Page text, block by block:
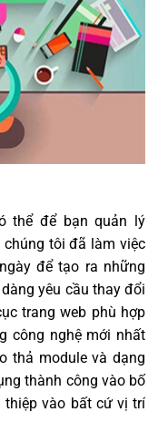
thể để bạn quản lý
tôi đã làm việc
để tạo ra những
yêu cầu thay đổi
trang web phù hợp
công nghệ mới nhất
thả module và dạng
thành công vào bố
thiệp vào bất cứ vị trí